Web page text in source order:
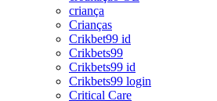
criança
Crianças
Crikbet99 id
Crikbets99
Crikbets99 id
Crikbets99 login
Critical Care